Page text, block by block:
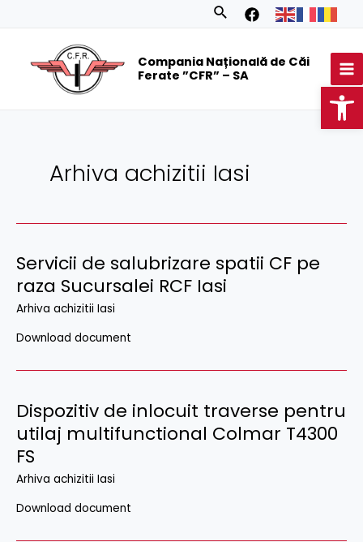
Search
Compania Națională de Căi
Ferate ”CFR” – SA
Arhiva achizitii Iasi
Servicii de salubrizare spatii CF pe
raza Sucursalei RCF Iasi
Arhiva achizitii Iasi
Download document
Dispozitiv de inlocuit traverse pentru
utilaj multifunctional Colmar T4300
FS
Arhiva achizitii Iasi
Download document